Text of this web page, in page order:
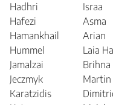
Hadhri
Israa
Hafezi
Asma
Hamankhail
Arian
Hummel
Laia
Jamalzai
Brihna
Jeczmyk
Martin
Karatzidis